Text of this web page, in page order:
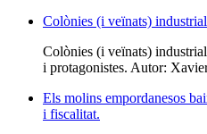
Colònies (i veïnats)
Colònies (i veïnats)
i protagonistes. Autor:
Els molins empordanesos
i fiscalitat.